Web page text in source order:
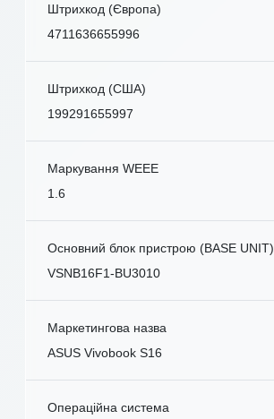
Штрихкод (Європа)
4711636655996
Штрихкод (США)
199291655997
Маркування WEEE
1.6
Основний блок пристрою (BASE UNIT)
VSNB16F1-BU3010
Маркетингова назва
ASUS Vivobook S16
Операційна система